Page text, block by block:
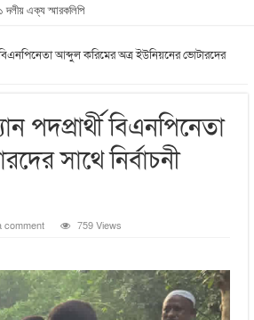
দলীয় এক্য স্মারকলিপি
বিএনপিনেতা আব্দুল করিমের অত্র ইউনিয়নের ভোটারদের
পদপ্রার্থী বিএনপিনেতা
সাথে নির্বাচনী
comment 759 Views